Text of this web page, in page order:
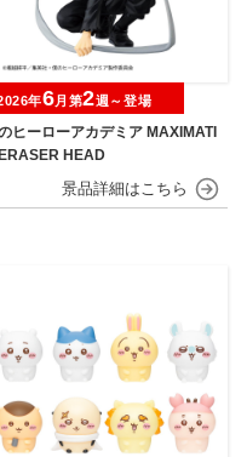
ヒーローアカデミア MAXIMATI
HEAD
年6月第2週～登場